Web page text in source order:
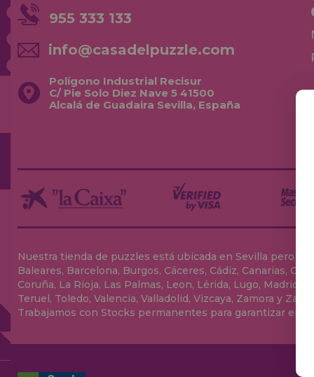
955 333 133
info@casadelpuzzle.com
Polígono Industrial Recisur
C/ Pie Solo Diez Nave 5 41500
Alcalá de Guadaira Sevilla, España
Nuestra tienda de puzzles está ubicada en Sevilla pero
Baleares, Barcelona, Burgos, Cáceres, Cádiz, Canarias,
Coruña, La Rioja, Las Palmas, Leon, Lérida, Lugo, Madrid,
Teruel, Toledo, Valencia, Valladolid, Vizcaya, Zamora y
Trabajamos con Stocks permanentes para garantizar